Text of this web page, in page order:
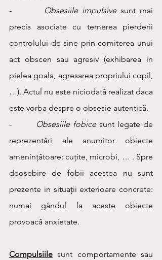
-
Obsesiile impulsive sunt mai
precis asociate cu temerea pierderii
controlului de sine prin comiterea unui
act obscen sau agresiv (exhibarea in
pielea goala, agresarea propriului copil,
…). Actul nu este niciodată realizat daca
este vorba despre o obsesie autentică.
-
Obsesiile fobice sunt legate de
reprezentări ale anumitor obiecte
amenințătoare: cuțite, microbi, … . Spre
deosebire de fobii acestea nu sunt
prezente in situații exterioare concrete:
numai gândul la aceste obiecte
provoacă anxietate.
Compulsiile sunt comportamente sau